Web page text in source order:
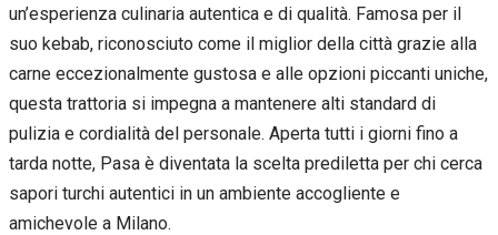
un’esperienza culinaria autentica e di qualità. Famosa per il
suo kebab, riconosciuto come il miglior della città grazie alla
carne eccezionalmente gustosa e alle opzioni piccanti uniche,
questa trattoria si impegna a mantenere alti standard di
pulizia e cordialità del personale. Aperta tutti i giorni fino a
tarda notte, Pasa è diventata la scelta prediletta per chi cerca
sapori turchi autentici in un ambiente accogliente e
amichevole a Milano.